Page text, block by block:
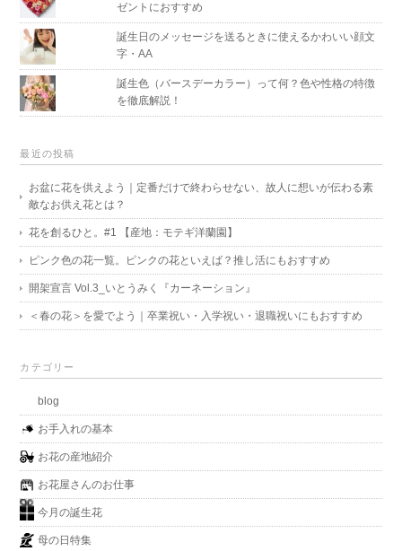
ゼントにおすすめ
誕生日のメッセージを送るときに使えるかわいい顔文
字・AA
誕生色（バースデーカラー）って何？色や性格の特徴
を徹底解説！
最近の投稿
お盆に花を供えよう｜定番だけで終わらせない、故人に想いが伝わる素
敵なお供え花とは？
花を創るひと。#1 【産地：モテギ洋蘭園】
ピンク色の花一覧。ピンクの花といえば？推し活にもおすすめ
開架宣言 Vol.3_いとうみく『カーネーション』
＜春の花＞を愛でよう｜卒業祝い・入学祝い・退職祝いにもおすすめ
カテゴリー
blog
お手入れの基本
お花の産地紹介
お花屋さんのお仕事
今月の誕生花
母の日特集